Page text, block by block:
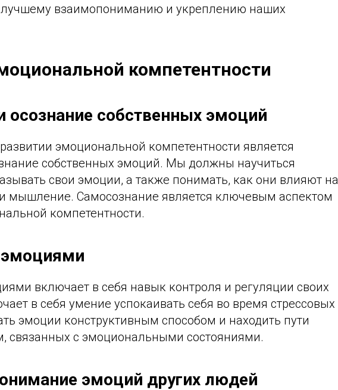
лучшему взаимопониманию и укреплению наших
компетентности
осознание собственных эмоций
эмоциональной компетентности является
собственных эмоций. Мы должны научиться
свои эмоции, а также понимать, как они влияют на
мышление. Самосознание является ключевым аспектом
компетентности.
эмоциями
включает в себя навык контроля и регуляции своих
в себя умение успокаивать себя во время стрессовых
эмоции конструктивным способом и находить пути
связанных с эмоциональными состояниями.
эмоций других людей